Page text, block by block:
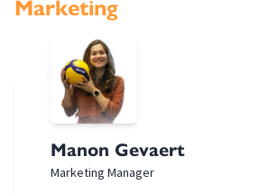
Marketing
Manon Gevaert
Marketing Manager